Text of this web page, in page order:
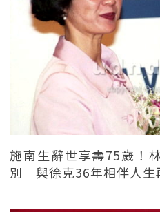
施南生辭世享壽75歲！
別 與徐克36年相伴人生